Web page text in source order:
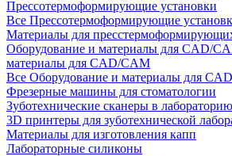
Прессотермоформирующие установки
Все Прессотермоформирующие
Материалы для
Оборудование и материалы для CAD/
материалы для CAD/CAM
Все Оборудование и материалы для
Фрезерные машины для стоматологии
Зуботехнические сканеры в лабораторию
3D принтеры для зуботехнической
Материалы для изготовления капп
Лабораторные силиконы